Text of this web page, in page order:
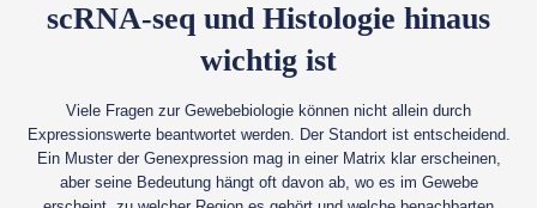
scRNA-seq und Histologie hinaus
wichtig ist
Viele Fragen zur Gewebebiologie können nicht allein durch
Expressionswerte beantwortet werden. Der Standort ist entscheidend.
Ein Muster der Genexpression mag in einer Matrix klar erscheinen,
aber seine Bedeutung hängt oft davon ab, wo es im Gewebe